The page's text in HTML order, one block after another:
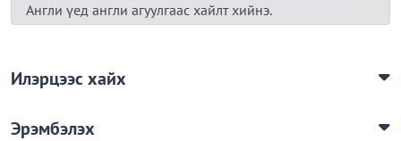
Англи үед англи агуулгаас хайлт хийнэ.
Илэрцээс хайх
Эрэмбэлэх